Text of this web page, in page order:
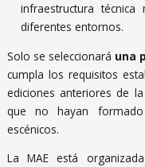
infraestructura
diferentes entornos.
Solo se seleccionará una
cumpla los requisitos
ediciones anteriores de
que no hayan
escénicos.
La MAE está